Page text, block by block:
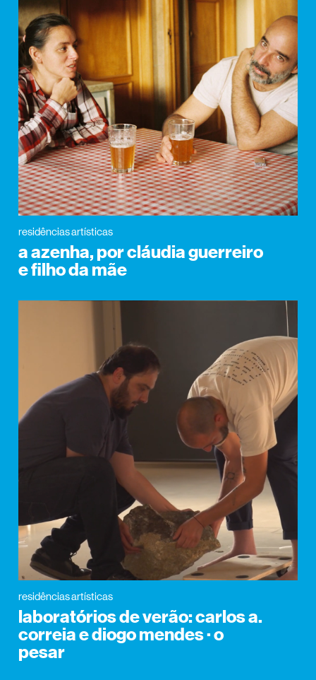
residências artísticas
a azenha, por cláudia guerreiro
e filho da mãe
residências artísticas
laboratórios de verão: carlos a.
correia e diogo mendes · o
pesar